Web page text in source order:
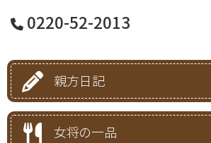
0220-52-2013
親方日記
女将の一品